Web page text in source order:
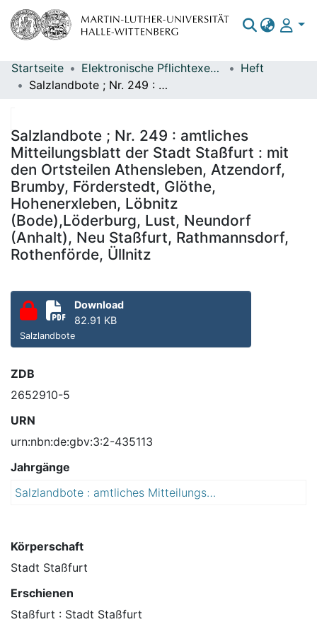
Bereiche & Sammlungen
Statistiken
Startseite Elektronische Pflichtexemplare
Heft
Salzlandbote ; Nr. 249 : amtliches Mitteilungsblatt der Stadt Staßfurt : mit den Ortsteilen Athensleben, Atzendorf, Brumby, Förderstedt, Glöthe, Hohenerxleben, Löbnitz (Bode),Löderburg, Lust, Neundorf (Anhalt), Neu Staßfurt, Rathmannsdorf, Rothenförde, Üllnitz
Salzlandbote ; Nr. 249 : amtliches
Mitteilungsblatt der Stadt Staßfurt : mit
den Ortsteilen Athensleben, Atzendorf,
Brumby, Förderstedt, Glöthe,
Hohenerxleben, Löbnitz
(Bode),Löderburg, Lust, Neundorf
(Anhalt), Neu Staßfurt, Rathmannsdorf,
Rothenförde, Üllnitz
Download
82.91 KB
Salzlandbote
ZDB
2652910-5
URN
urn:nbn:de:gbv:3:2-435113
Jahrgänge
Salzlandbote : amtliches Mitteilungsblatt der Stadt Staßfurt : mit den Ortsteilen Athensleben, Atzendorf, Brumby, Förderstedt, Glöthe, Hohenerxleben, Löbnitz (Bode),Löderburg, Lust, Neundorf (Anhalt), Neu Staßfurt, Rathmannsdorf, Rothenförde, Üllnitz
Körperschaft
Stadt Staßfurt
Erschienen
Staßfurt : Stadt Staßfurt